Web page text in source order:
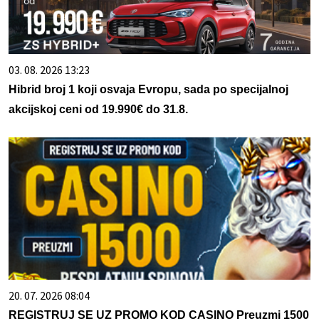
03. 08. 2026 13:23
Hibrid broj 1 koji osvaja Evropu, sada po specijalnoj
akcijskoj ceni od 19.990€ do 31.8.
20. 07. 2026 08:04
REGISTRUJ SE UZ PROMO KOD CASINO Preuzmi 1500